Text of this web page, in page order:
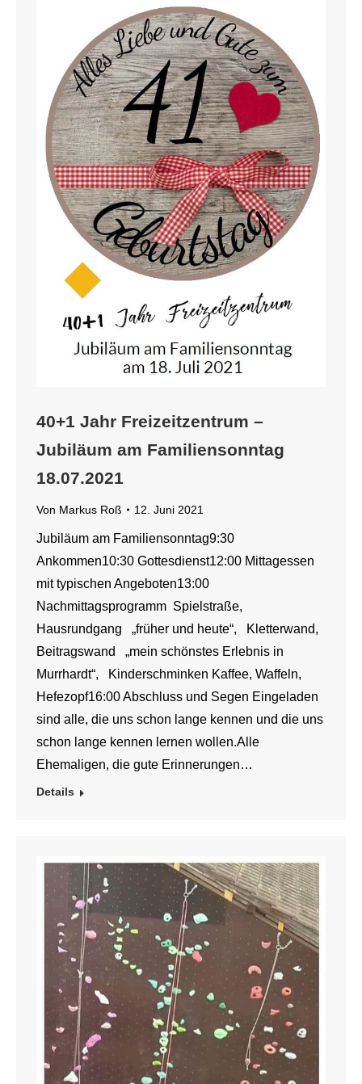
40+1 Jahr Freizeitzentrum –
Jubiläum am Familiensonntag
18.07.2021
Von Markus Roß 12. Juni 2021
Jubiläum am Familiensonntag9:30
Ankommen10:30 Gottesdienst12:00 Mittagessen
mit typischen Angeboten13:00
Nachmittagsprogramm Spielstraße,
Hausrundgang „früher und heute“, Kletterwand,
Beitragswand „mein schönstes Erlebnis in
Murrhardt“, Kinderschminken Kaffee, Waffeln,
Hefezopf16:00 Abschluss und Segen Eingeladen
sind alle, die uns schon lange kennen und die uns
schon lange kennen lernen wollen.Alle
Ehemaligen, die gute Erinnerungen…
Details